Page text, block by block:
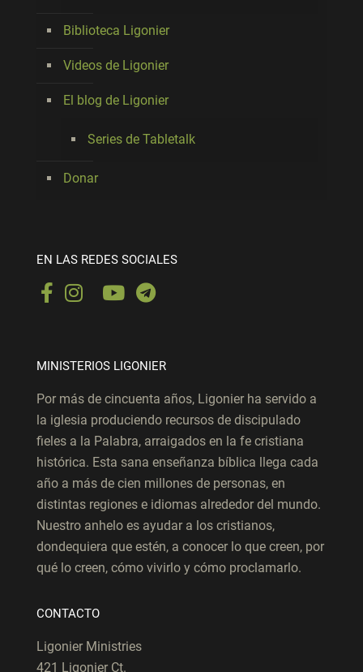
Biblioteca Ligonier
Videos de Ligonier
El blog de Ligonier
Series de Tabletalk
Donar
EN LAS REDES SOCIALES
MINISTERIOS LIGONIER
Por más de cincuenta años, Ligonier ha servido a
la iglesia produciendo recursos de discipulado
fieles a la Palabra, arraigados en la fe cristiana
histórica. Esta sana enseñanza bíblica llega cada
año a más de cien millones de personas, en
distintas regiones e idiomas alrededor del mundo.
Nuestro anhelo es ayudar a los cristianos,
dondequiera que estén, a conocer lo que creen, por
qué lo creen, cómo vivirlo y cómo proclamarlo.
CONTACTO
Ligonier Ministries
421 Ligonier Ct.